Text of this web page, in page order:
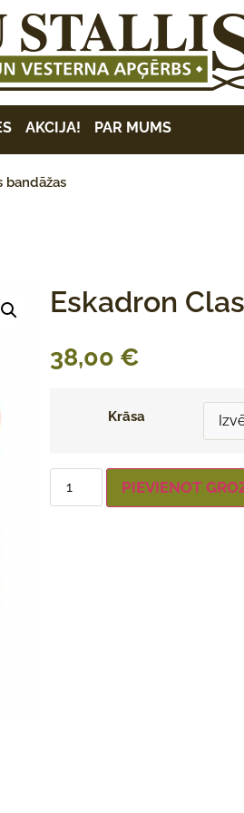
AKCIJA! PAR MUMS
bandāžas
Eskadron
38,00 €
Krāsa
PIEVIENOT